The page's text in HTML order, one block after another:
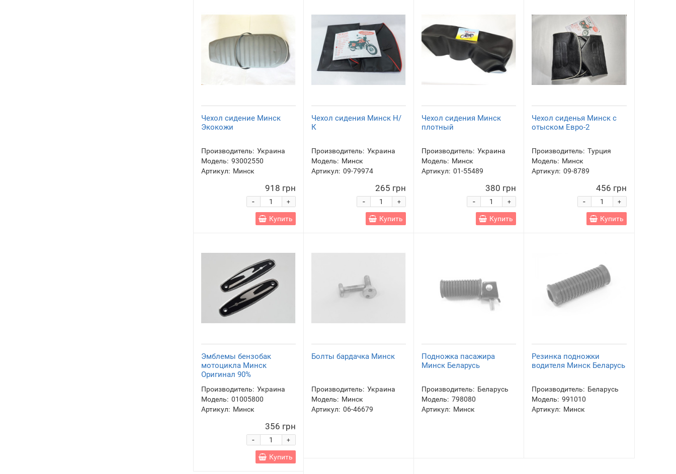
Чехол сидение Минск
Экокожи
Производитель: Украина
Модель: 93002550
Артикул: Минск
918 грн
+
-
Купить
Чехол сидения Минск Н/
К
Производитель: Украина
Модель: Минск
Артикул: 09-79974
265 грн
+
-
Купить
Чехол сидения Минск
плотный
Производитель: Украина
Модель: Минск
Артикул: 01-55489
380 грн
+
-
Купить
Чехол сиденья Минск с
отыском Евро-2
Производитель: Турция
Модель: Минск
Артикул: 09-8789
456 грн
+
-
Купить
Эмблемы бензобак
мотоцикла Минск
Оригинал 90%
Производитель: Украина
Модель: 01005800
Артикул: Минск
356 грн
+
-
Купить
Болты бардачка Минск
Производитель: Украина
Модель: Минск
Артикул: 06-46679
Подножка пасажира
Минск Беларусь
Производитель: Беларусь
Модель: 798080
Артикул: Минск
Резинка подножки
водителя Минск Беларусь
Производитель: Беларусь
Модель: 991010
Артикул: Минск